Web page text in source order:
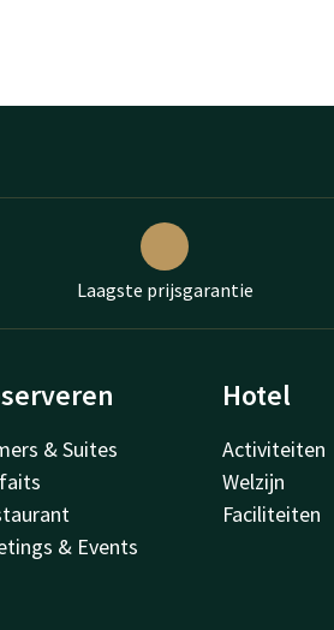
Laagste prijsgarantie
& Suites
& Events
Hotel
Activiteiten
Welzijn
Faciliteiten